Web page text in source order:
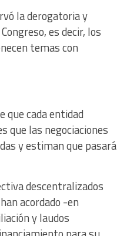
la derogatoria y
es decir, los
temas con
que cada entidad
que las negociaciones
y estiman que pasará
descentralizados
acordado -en
y laudos